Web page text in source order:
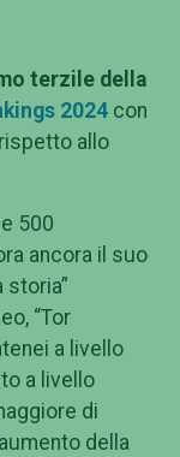
terzile della
2024 con
allo
500
ancora il suo
storia”
“Tor
a livello
a livello
di
della